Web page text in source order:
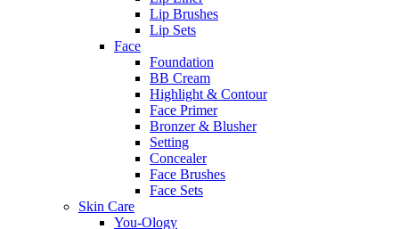
Lip Brushes
Lip Sets
Face
Foundation
BB Cream
Highlight & Contour
Face Primer
Bronzer & Blusher
Setting
Concealer
Face Brushes
Face Sets
Skin Care
You-Ology